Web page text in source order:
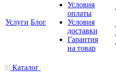
Услуги Блог
Условия
оплаты
Условия
доставки
Гарантия
на товар
Каталог